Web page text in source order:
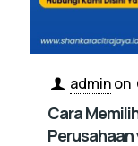
adminon
Cara